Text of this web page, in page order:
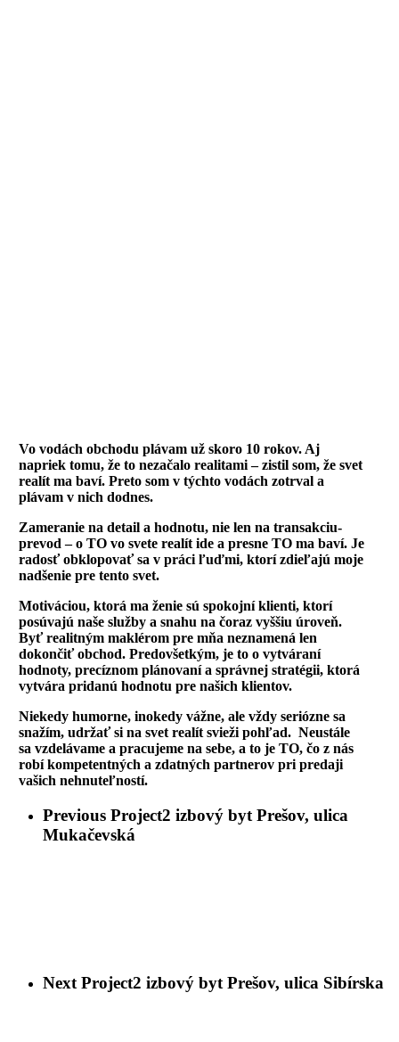
Vo vodách obchodu plávam už skoro 10 rokov. Aj
napriek tomu, že to nezačalo realitami – zistil som, že svet
realít ma baví. Preto som v týchto vodách zotrval a
plávam v nich dodnes.
Zameranie na detail a hodnotu, nie len na transakciu-
prevod – o TO vo svete realít ide a presne TO ma baví. Je
radosť obklopovať sa v práci ľuďmi, ktorí zdieľajú moje
nadšenie pre tento svet.
Motiváciou, ktorá ma ženie sú spokojní klienti, ktorí
posúvajú naše služby a snahu na čoraz vyššiu úroveň.
Byť realitným maklérom pre mňa neznamená len
dokončiť obchod. Predovšetkým, je to o vytváraní
hodnoty, precíznom plánovaní a správnej stratégii, ktorá
vytvára pridanú hodnotu pre našich klientov.
Niekedy humorne, inokedy vážne, ale vždy seriózne sa
snažím, udržať si na svet realít svieži pohľad. Neustále
sa vzdelávame a pracujeme na sebe, a to je TO, čo z nás
robí kompetentných a zdatných partnerov pri predaji
vašich nehnuteľností.
Previous Project2 izbový byt Prešov, ulica
Mukačevská
Next Project2 izbový byt Prešov, ulica Sibírska